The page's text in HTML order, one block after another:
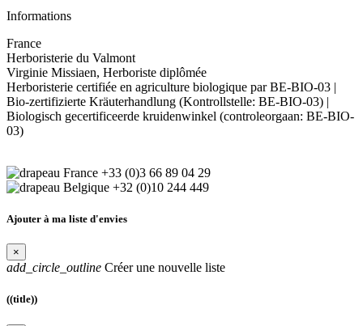
Informations
France
Herboristerie du Valmont
Virginie Missiaen, Herboriste diplômée
Herboristerie certifiée en agriculture biologique par BE-BIO-03 |
Bio-zertifizierte Kräuterhandlung (Kontrollstelle: BE-BIO-03) |
Biologisch gecertificeerde kruidenwinkel (controleorgaan: BE-BIO-
03)
+33 (0)3 66 89 04 29
+32 (0)10 244 449
Ajouter à ma liste d'envies
×
add_circle_outline Créer une nouvelle liste
((title))